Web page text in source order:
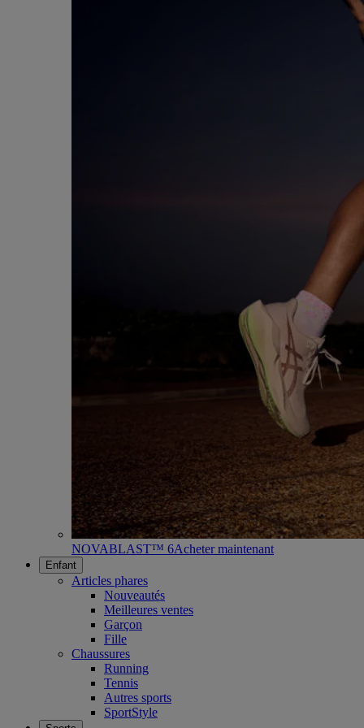
NOVABLAST™ 6Acheter maintenant
Enfant
Articles phares
Nouveautés
Meilleures ventes
Garçon
Fille
Chaussures
Running
Tennis
Autres sports
SportStyle